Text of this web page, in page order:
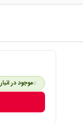
موجود در انبار